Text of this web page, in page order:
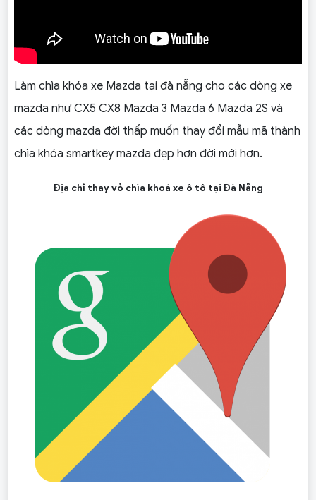
Làm chìa khóa xe Mazda tại đà nẵng cho các dòng xe
mazda như CX5 CX8 Mazda 3 Mazda 6 Mazda 2S và
các dòng mazda đời thấp muốn thay đổi mẫu mã thành
chìa khóa smartkey mazda đẹp hơn đời mới hơn.
Địa chỉ thay vỏ chìa khoá xe ô tô tại Đà Nẵng